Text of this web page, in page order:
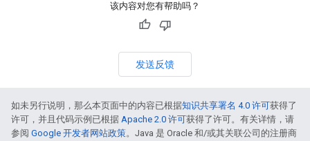
该内容对您有帮助吗？
发送反馈
如未另行说明，那么本页面中的内容已根据知识共享署名 4.0 许可获得了
许可，并且代码示例已根据 Apache 2.0 许可获得了许可。有关详情，请
参阅 Google 开发者网站政策。Java 是 Oracle 和/或其关联公司的注册商